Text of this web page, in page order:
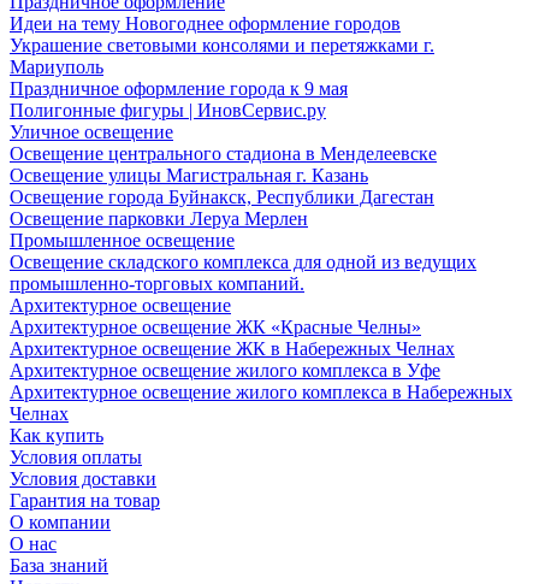
Идеи на тему Новогоднее оформление городов
Украшение световыми консолями и перетяжками г.
Мариуполь
Праздничное оформление города к 9 мая
Полигонные фигуры | ИновСервис.ру
Уличное освещение
Освещение центрального стадиона в Менделеевске
Освещение улицы Магистральная г. Казань
Освещение города Буйнакск, Республики Дагестан
Освещение парковки Леруа Мерлен
Промышленное освещение
Освещение складского комплекса для одной из ведущих
промышленно-торговых компаний.
Архитектурное освещение
Архитектурное освещение ЖК «Красные Челны»
Архитектурное освещение ЖК в Набережных Челнах
Архитектурное освещение жилого комплекса в Уфе
Архитектурное освещение жилого комплекса в Набережных
Челнах
Как купить
Условия оплаты
Условия доставки
Гарантия на товар
О компании
О нас
База знаний